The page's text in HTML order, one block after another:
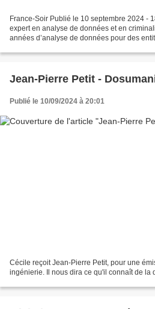
France-Soir Publié le 10 septembre 2024 -
expert en analyse de données et en
années d’analyse de données pour des
Jean-Pierre Petit -
Publié le 10/09/2024 à 20:01
Cécile reçoit Jean-Pierre Petit, pour une
ingénierie. Il nous dira ce qu'il connaît de la